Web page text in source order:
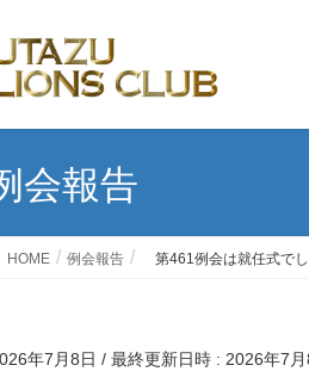
会報告
HOME 例会報告 第461例会は就任式でし
年7月8日 / 最終更新日時 : 2026年7月